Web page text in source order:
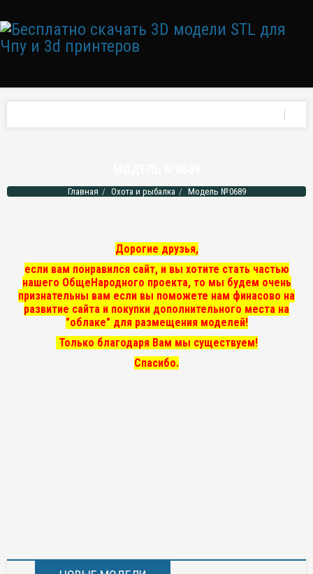
Главная Охота и рыбалка Модель №0689
Дорогие друзья,
если вам понравился сайт, и вы хотите стать частью
нашего ОбщеНародного проекта, то мы будем очень
признательны вам если вы поможете нам финасово на
развитие сайта и покупки дополнительного места на
"облаке" для размещения моделей!
Только благодаря Вам мы существуем!
Спасибо.